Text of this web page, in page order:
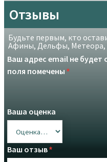
Отзывы
Будьте первым, кто
Афины, Дельфы, Метеора,
Ваш адрес email не будет
поля помечены *
Ваша оценка
Ваш отзыв*